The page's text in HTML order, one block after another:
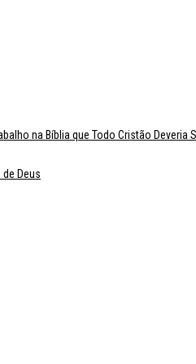
na Bíblia que Todo Cristão Deveria
Deus